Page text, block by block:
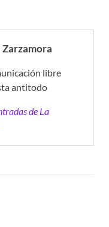
Zarzamora
libre
antitodo
de La